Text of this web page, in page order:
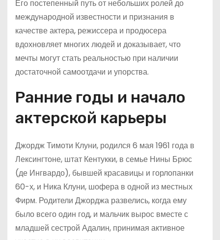
Его постепенный путь от небольших ролей до
международной известности и признания в
качестве актера, режиссера и продюсера
вдохновляет многих людей и доказывает, что
мечты могут стать реальностью при наличии
достаточной самоотдачи и упорства.
Ранние годы и начало
актерской карьеры
Джордж Тимоти Клуни, родился 6 мая 1961 года в
Лексингтоне, штат Кентукки, в семье Нины Брюс
(де Ингвардо), бывшей красавицы и горлопанки
60-х, и Ника Клуни, шофера в одной из местных
Фирм. Родители Джорджа развелись, когда ему
было всего один год, и мальчик вырос вместе с
младшей сестрой Адалин, принимая активное